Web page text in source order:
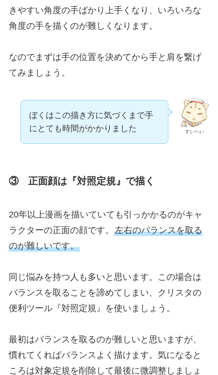
きやすい角度の手ばかり上手くなり、いろいろな
角度の手を描くのが難しくなります。
なのでまずは手の位置を決めてから手と肩を繋げ
てみましょう。
すいへい
ぼくはこの描き方に気づくまで手
にとても時間がかかりました
③ 正面顔は『対照定規』で描く
20年以上漫画を描いていても引っかかるのがキャ
ラクターの正面の顔です。 左右のバランスを取る
のが難しいです。
同じ悩みを持つ人も多いと思います。この場合は
バランスを取ることを諦めてしまい、クリスタの
便利ツール『対照定規』を使いましょう。
最初はバランスを取るのが難しいと思いますが、
慣れてくればバランスよく描けます。気になると
ころは対象定規を削除して最後に微調整しましょ